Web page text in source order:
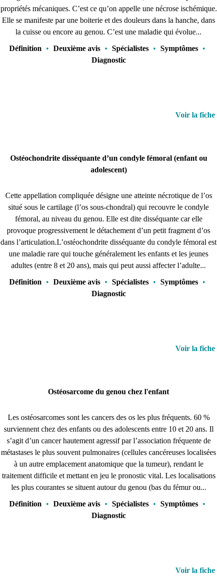
propriétés mécaniques. C’est ce qu’on appelle une nécrose ischémique.
Elle se manifeste par une boiterie et des douleurs dans la hanche, dans
la cuisse ou encore au genou. C’est une maladie qui évolue...
Définition
• Deuxième avis • Spécialistes • Symptômes •
Diagnostic
Voir la fiche
Ostéochondrite disséquante d’un condyle fémoral (enfant ou
adolescent)
Cette appellation compliquée désigne une atteinte nécrotique de l’os
situé sous le cartilage (l’os sous-chondral) qui recouvre le condyle
fémoral, au niveau du genou. Elle est dite disséquante car elle
provoque progressivement le détachement d’un petit fragment d’os
dans l’articulation.L’ostéochondrite disséquante du condyle fémoral est
une maladie rare qui touche généralement les enfants et les jeunes
adultes (entre 8 et 20 ans), mais qui peut aussi affecter l’adulte...
Définition
• Deuxième avis • Spécialistes • Symptômes •
Diagnostic
Voir la fiche
Ostéosarcome du genou chez l'enfant
Les ostéosarcomes sont les cancers des os les plus fréquents. 60 %
surviennent chez des enfants ou des adolescents entre 10 et 20 ans. Il
s’agit d’un cancer hautement agressif par l’association fréquente de
métastases le plus souvent pulmonaires (cellules cancéreuses localisées
à un autre emplacement anatomique que la tumeur), rendant le
traitement difficile et mettant en jeu le pronostic vital. Les localisations
les plus courantes se situent autour du genou (bas du fémur ou...
Définition
• Deuxième avis • Spécialistes • Symptômes •
Diagnostic
Voir la fiche